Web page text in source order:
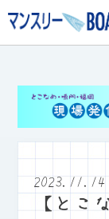
2023.11.14
【とこ